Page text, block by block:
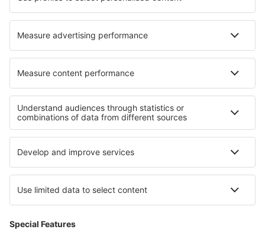
Hoteluri în Sainte-Hélène-de-Kamouraska
Cele mai bune hoteluri - regiuni
Hoteluri in Harz Hoteluri in Black Forest
Hoteluri on East Frisian Islands Hoteluri in Saxonia
Hoteluri in Franconian Switzerland Hoteluri in Penang
Hoteluri în Maldive Hoteluri in New Providence
Hoteluri in Moravian Slovakia